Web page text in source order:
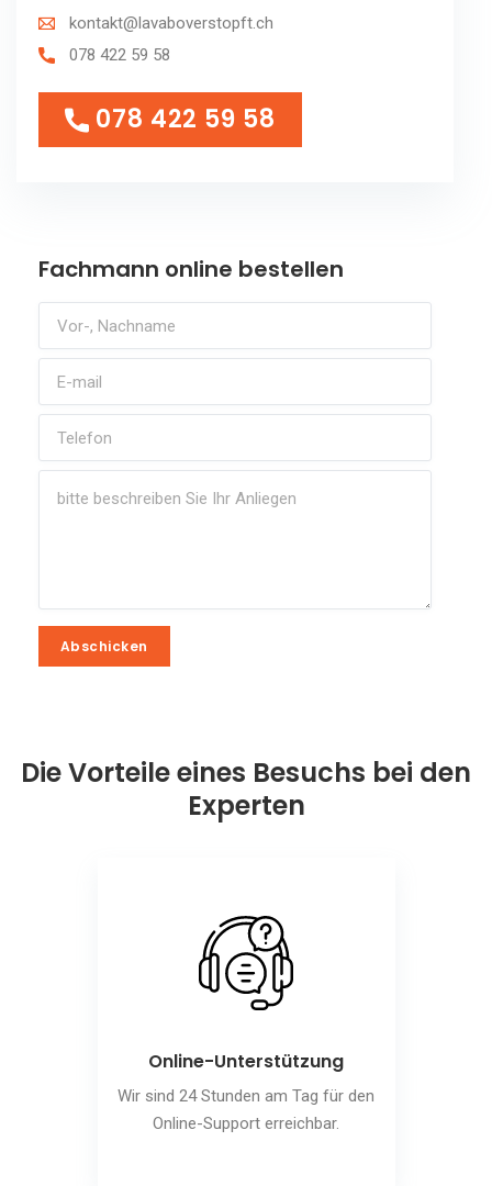
kontakt@lavaboverstopft.ch
078 422 59 58
078 422 59 58
078 422 59 58
Fachmann online bestellen
Abschicken
Abschicken
Die Vorteile eines Besuchs bei den
Experten
Online-Unterstützung
Wir sind 24 Stunden am Tag für den
Online-Support erreichbar.